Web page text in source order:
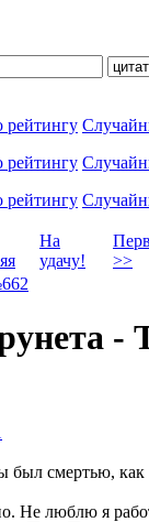
рейтингу
рейтингу
рейтингу
На
удачу!
>>
-
был смертью,
Не люблю я